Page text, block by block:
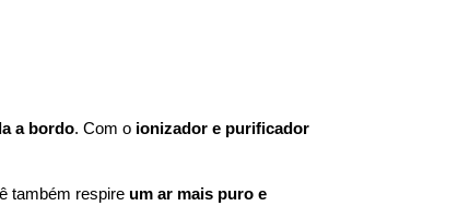
a bordo. Com o ionizador e purificador
também respire um ar mais puro e